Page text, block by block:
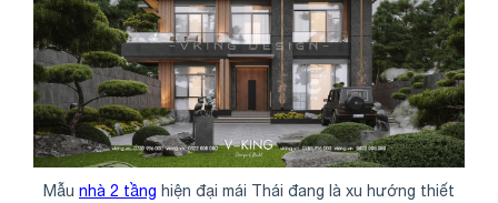
Mẫu nhà 2 tầng hiện đại mái Thái đang là xu hướng thiết